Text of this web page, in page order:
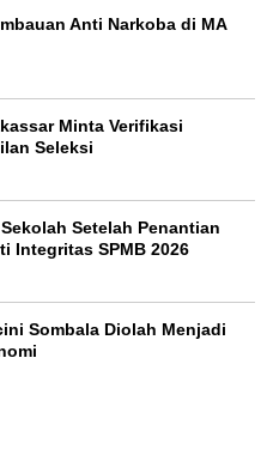
Anti Narkoba di MA
Minta Verifikasi
Seleksi
Setelah Penantian
Integritas SPMB 2026
Sombala Diolah Menjadi